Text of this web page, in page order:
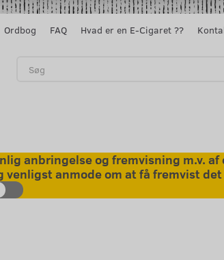
Hvad er en E-Cigaret ??
FAQ
Ordbog
anbringelse og fremvisning m.v.
anmode om at få fremvist